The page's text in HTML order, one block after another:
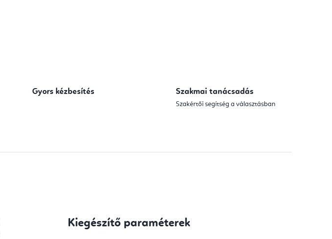
Gyors kézbesítés Szakmai tanácsadás
Szakértői segítség a választásban
Kiegészítő paraméterek